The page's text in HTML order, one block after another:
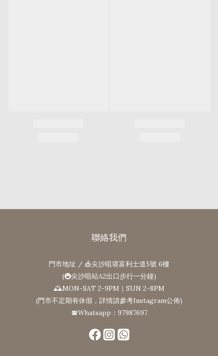
聯絡我們
門市地址 / 🎪尖沙咀堪富利士道5號 6樓
(🚇尖沙咀站A2出口步行一分鐘)
🕰MON-SAT 2-9PM｜SUN 2-8PM
(門市不定期有休假，詳情請參考Instagram公佈)
☎Whatsapp：97987697